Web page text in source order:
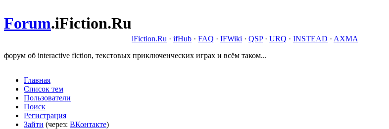
Forum.iFiction.Ru
iFiction.Ru · ifHub · FAQ · IFWiki · QSP· URQ · INSTEAD · AXMA
форум об interactive fiction, текстовых приключенческих играх и всём таком...
Главная
Список тем
Пользователи
Поиск
Регистрация
Зайти (через: ВКонтакте)